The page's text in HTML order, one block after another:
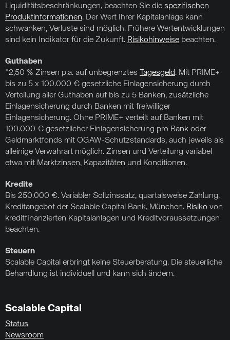
Liquiditätsbeschränkungen, beachten Sie die spezifischen
Produktinformationen. Der Wert Ihrer Kapitalanlage kann
schwanken, Verluste sind möglich. Frühere Wertentwicklungen
sind kein Indikator für die Zukunft. Risikohinweise beachten.
Guthaben
*2,50 % Zinsen p.a. auf unbegrenztes
Tagesgeld. Mit PRIME+
bis zu 5 x 100.000 € gesetzliche Einlagensicherung durch
Verteilung aller Guthaben auf bis zu 5 Banken, zusätzliche
Einlagensicherung durch Banken mit freiwilliger
Einlagensicherung. Ohne PRIME+ verteilt auf Banken mit
100.000 € gesetzlicher Einlagensicherung pro Bank oder
Geldmarktfonds mit OGAW-Schutzstandards, auch jeweils als
alleinige Verwahrart möglich. Zinsen und Verteilung variabel
etwa mit Marktzinsen, Kapazitäten und Konditionen.
Kredite
Bis 250.000 €. Variabler Sollzinssatz, quartalsweise Zahlung.
Kreditangebot der Scalable Capital Bank, München. Risiko von
kreditfinanzierten Kapitalanlagen und Kreditvoraussetzungen
beachten.
Steuern
Scalable Capital erbringt keine Steuerberatung. Die steuerliche
Behandlung ist individuell und kann sich ändern.
Scalable Capital
Status
Newsroom